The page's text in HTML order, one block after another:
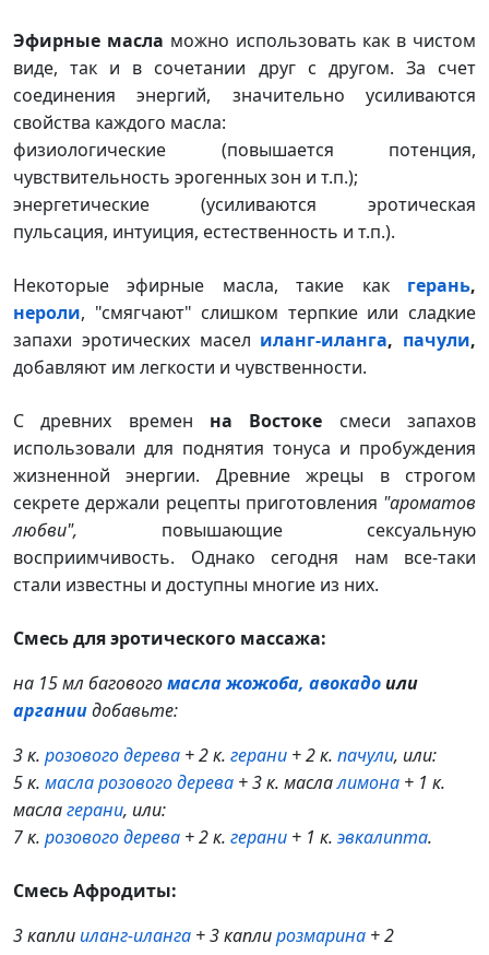
Эфирные масла можно использовать как в чистом
виде, так и в сочетании друг с другом. За счет
соединения энергий, значительно усиливаются
свойства каждого масла:
физиологические (повышается потенция,
чувствительность эрогенных зон и т.п.);
энергетические (усиливаются эротическая
пульсация, интуиция, естественность и т.п.).
Некоторые эфирные масла, такие как герань,
нероли, "смягчают" слишком терпкие или сладкие
запахи эротических масел иланг-иланга, пачули,
добавляют им легкости и чувственности.
С древних времен на Востоке смеси запахов
использовали для поднятия тонуса и пробуждения
жизненной энергии. Древние жрецы в строгом
секрете держали рецепты приготовления "ароматов
любви", повышающие сексуальную
восприимчивость. Однако сегодня нам все-таки
стали известны и доступны многие из них.
Смесь для эротического массажа:
на 15 мл баговогомасла жожоба, авокадоили
арганиидобавьте:
3 к. розового дерева + 2 к. герани + 2 к. пачули, или:
5 к. масла розового дерева + 3 к. маслалимона + 1 к.
маслагерани, или:
7 к. розового дерева + 2 к. герани + 1 к. эвкалипта.
Смесь Афродиты:
3 каплииланг-иланга + 3 каплирозмарина + 2